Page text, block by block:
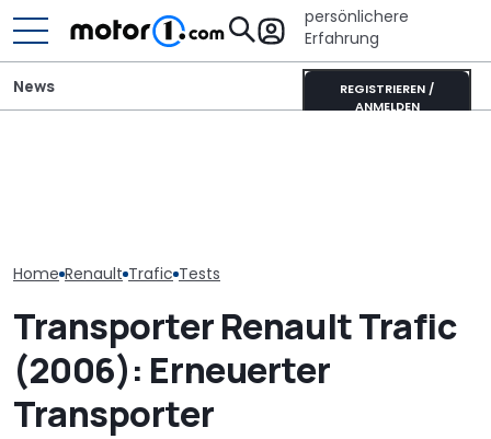
persönlichere
Erfahrung
REGISTRIEREN /
ANMELDEN
News
Home Renault Trafic Tests
Transporter Renault Trafic
(2006): Erneuerter
Transporter